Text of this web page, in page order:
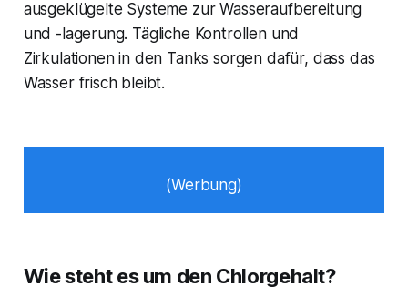
ausgeklügelte Systeme zur Wasseraufbereitung
und -lagerung. Tägliche Kontrollen und
Zirkulationen in den Tanks sorgen dafür, dass das
Wasser frisch bleibt.
(Werbung)
Wie steht es um den Chlorgehalt?